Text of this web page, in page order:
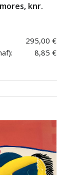
knr.
295,00 €
8,85 €